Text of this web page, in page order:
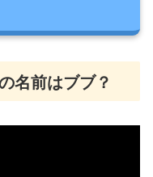
名前はブブ？